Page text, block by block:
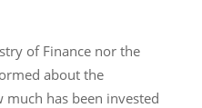
of Finance nor the
about the
much has been invested